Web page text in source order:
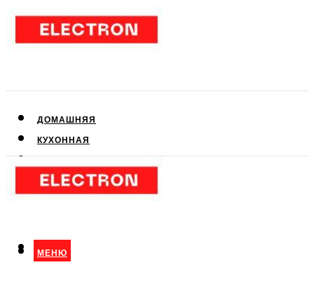
ДОМАШНЯЯ
КУХОННАЯ
КЛИМАТИЧЕСКАЯ
МЕНЮ
МЕНЮ